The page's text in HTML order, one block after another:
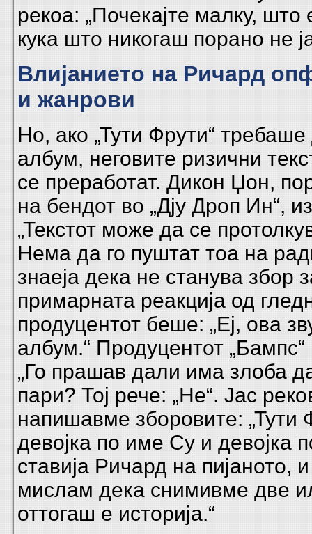
рекоа: „Почекајте малку,
кука што никогаш порано не
Влијанието на Ричард
и жанрови
Но, ако „Тути Фрути“
албум, неговите ризични
се преработат. Дикон Џон,
на бендот во „Дју Дроп Ин“,
„Текстот може да се
Нема да го пуштат тоа на
знаеја дека не станува збор
примарната реакција од
продуцентот беше: „Еј, ова
албум.“ Продуцентот
„Го прашав дали има злоба
пари? Тој рече: „Не“. Јас
напишавме зборовите: „Тути
девојка по име Су и девојка
ставија Ричард на пијаното,
мислам дека снимивме две
оттогаш е историја.“